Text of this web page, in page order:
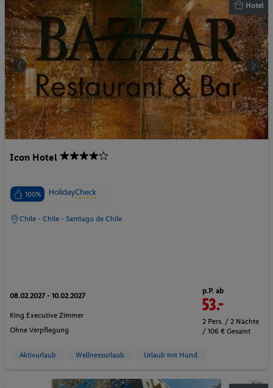
Hotel
Icon Hotel
100%
Chile - Chile - Santiago de Chile
08.02.2027 - 10.02.2027
King Executive Zimmer
Ohne Verpflegung
p.P. ab
53.-
2 Pers. / 2 Nächte
/ 106 € Gesamt
Aktivurlaub Wellnessurlaub Urlaub mit Hund